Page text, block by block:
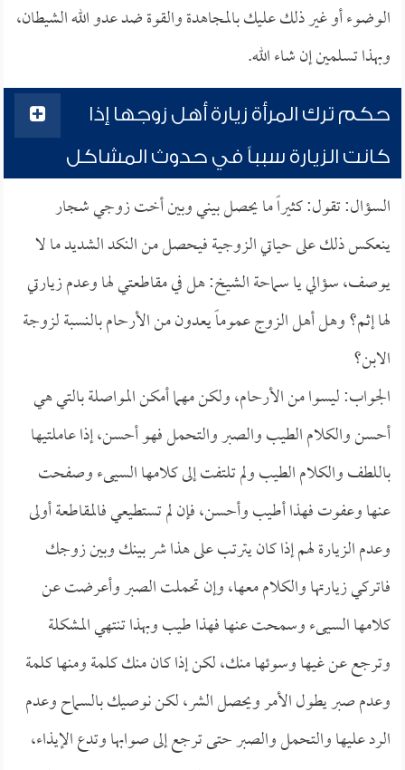
الوضوء أو غير ذلك عليك بالمجاهدة والقوة ضد عدو الله الشيطان،
وبهذا تسلمين إن شاء الله.
حكم ترك المرأة زيارة أهل زوجها إذا
كانت الزيارة سبباً في حدوث المشاكل
السؤال: تقول: كثيراً ما يحصل بيني وبين أخت زوجي شجار
ينعكس ذلك على حياتي الزوجية فيحصل من النكد الشديد ما لا
يوصف، سؤالي يا سماحة الشيخ: هل في مقاطعتي لها وعدم زيارتي
لها إثم؟ وهل أهل الزوج عموماً يعدون من الأرحام بالنسبة لزوجة
الابن؟
الجواب: ليسوا من الأرحام، ولكن مهما أمكن المواصلة بالتي هي
أحسن والكلام الطيب والصبر والتحمل فهو أحسن، إذا عاملتيها
باللطف والكلام الطيب ولم تلتفت إلى كلامها السيىء وصفحت
عنها وعفوت فهذا أطيب وأحسن، فإن لم تستطيعي فالمقاطعة أولى
وعدم الزيارة لهم إذا كان يترتب على هذا شر بينك وبين زوجك
فاتركي زيارتها والكلام معها، وإن تحملت الصبر وأعرضت عن
كلامها السيىء وسمحت عنها فهذا طيب وبهذا تنتهي المشكلة
وترجع عن غيها وسوئها منك، لكن إذا كان منك كلمة ومنها كلمة
وعدم صبر يطول الأمر ويحصل الشر، لكن نوصيك بالسماح وعدم
الرد عليها والتحمل والصبر حتى ترجع إلى صوابها وتدع الإيذاء،